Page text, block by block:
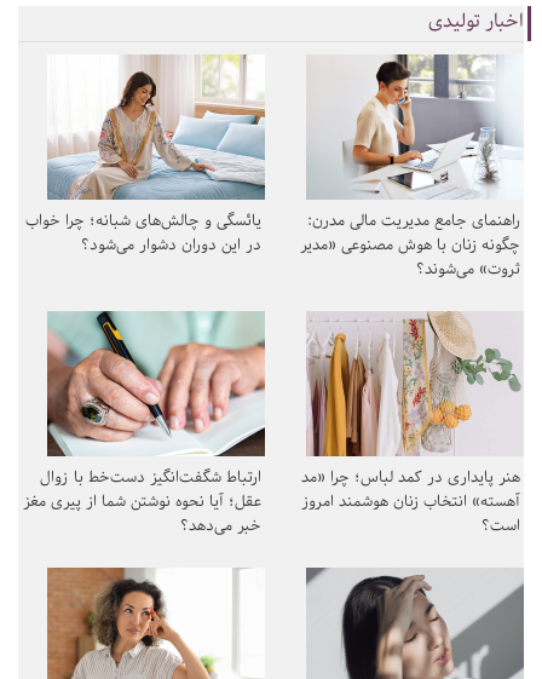
اخبار تولیدی
راهنمای جامع مدیریت مالی مدرن:
چگونه زنان با هوش مصنوعی «مدیر
ثروت» می‌شوند؟
یائسگی و چالش‌های شبانه؛ چرا خواب
در این دوران دشوار می‌شود؟
هنر پایداری در کمد لباس؛ چرا «مد
آهسته» انتخاب زنان هوشمند امروز
است؟
ارتباط شگفت‌انگیز دست‌خط با زوال
عقل؛ آیا نحوه نوشتن شما از پیری مغز
خبر می‌دهد؟